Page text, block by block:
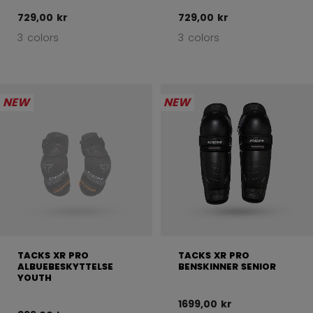
729,00 kr
3 colors
729,00 kr
3 colors
NEW
TACKS XR PRO
ALBUEBESKYTTELSE
YOUTH
NEW
TACKS XR PRO
BENSKINNER SENIOR
1699,00 kr